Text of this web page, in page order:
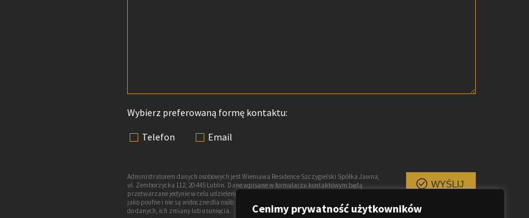
Cenimy prywatność użytkowników
Wybierz preferowaną formę kontaktu:
Telefon
Email
Administratorem danych osobowych jest Wieniawa Residence Szczygielski Spółka Jawna,
ul. Zemborzycka 112, 20-445 Lublin. Dane wpisane w formularzu kontaktowym będą
przetwarzane jedynie w celu udzielenia odpowiedzi na przesłane zapytanie, są traktowane
jako poufne i nie są widoczne dla osób nieuprawnionych. Każda osoba ma prawo dostępu
do danych, ich zmiany lub usunięcia.
WYŚLIJ